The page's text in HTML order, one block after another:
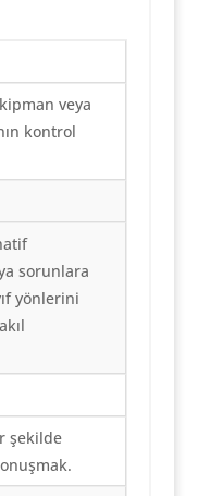
veya
kontrol
sorunlara
yönlerini
şekilde